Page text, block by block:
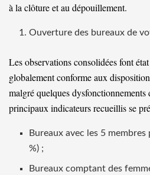
à la clôture et au dépouillement.
Ouverture des bureaux de
Les observations consolidées font
globalement conforme aux
malgré quelques dysfonctionnements
principaux indicateurs recueillis se
Bureaux avec les 5
%) ;
Bureaux comptant des